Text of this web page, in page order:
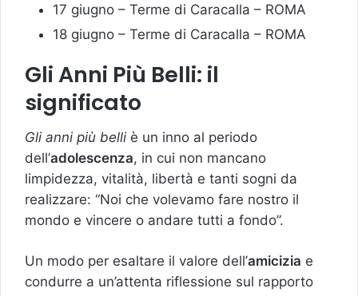
17 giugno – Terme di Caracalla – ROMA
18 giugno – Terme di Caracalla – ROMA
Gli Anni Più Belli: il
significato
Gli anni più belli è un inno al periodo
dell’adolescenza, in cui non mancano
limpidezza, vitalità, libertà e tanti sogni da
realizzare: “Noi che volevamo fare nostro il
mondo e vincere o andare tutti a fondo”.
Un modo per esaltare il valore dell’amicizia e
condurre a un’attenta riflessione sul rapporto